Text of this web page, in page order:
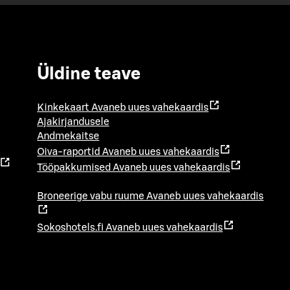
Üldine teave
Kinkekaart Avaneb uues vahekaardis
Ajakirjandusele
Andmekaitse
Oiva-raportid Avaneb uues vahekaardis
Tööpakkumised Avaneb uues vahekaardis
Broneerige vabu ruume Avaneb uues vahekaardis
Sokoshotels.fi Avaneb uues vahekaardis